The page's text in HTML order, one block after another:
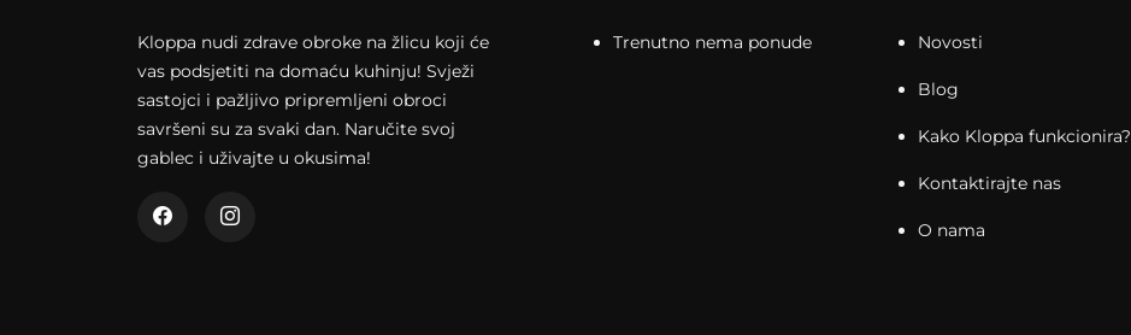
Kloppa nudi zdrave obroke na žlicu koji će
vas podsjetiti na domaću kuhinju! Svježi
sastojci i pažljivo pripremljeni obroci
savršeni su za svaki dan. Naručite svoj
gablec i uživajte u okusima!
Trenutno nema ponude Novosti
Blog
Kako Kloppa funkcionira?
Kontaktirajte nas
O nama